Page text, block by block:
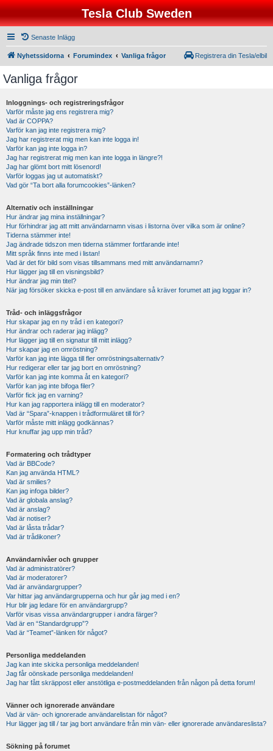
Tesla Club Sweden
Senaste Inlägg
Nyhetssidorna Forumindex Vanliga frågor Registrera din Tesla/elbil
Vanliga frågor
Inloggnings- och registreringsfrågor
Varför måste jag ens registrera mig?
Vad är COPPA?
Varför kan jag inte registrera mig?
Jag har registrerat mig men kan inte logga in!
Varför kan jag inte logga in?
Jag har registrerat mig men kan inte logga in längre?!
Jag har glömt bort mitt lösenord!
Varför loggas jag ut automatiskt?
Vad gör “Ta bort alla forumcookies”-länken?
Alternativ och inställningar
Hur ändrar jag mina inställningar?
Hur förhindrar jag att mitt användarnamn visas i listorna över vilka som är online?
Tiderna stämmer inte!
Jag ändrade tidszon men tiderna stämmer fortfarande inte!
Mitt språk finns inte med i listan!
Vad är det för bild som visas tillsammans med mitt användarnamn?
Hur lägger jag till en visningsbild?
Hur ändrar jag min titel?
När jag försöker skicka e-post till en användare så kräver forumet att jag loggar in?
Tråd- och inläggsfrågor
Hur skapar jag en ny tråd i en kategori?
Hur ändrar och raderar jag inlägg?
Hur lägger jag till en signatur till mitt inlägg?
Hur skapar jag en omröstning?
Varför kan jag inte lägga till fler omröstningsalternativ?
Hur redigerar eller tar jag bort en omröstning?
Varför kan jag inte komma åt en kategori?
Varför kan jag inte bifoga filer?
Varför fick jag en varning?
Hur kan jag rapportera inlägg till en moderator?
Vad är “Spara”-knappen i trådformuläret till för?
Varför måste mitt inlägg godkännas?
Hur knuffar jag upp min tråd?
Formatering och trådtyper
Vad är BBCode?
Kan jag använda HTML?
Vad är smilies?
Kan jag infoga bilder?
Vad är globala anslag?
Vad är anslag?
Vad är notiser?
Vad är låsta trådar?
Vad är trådikoner?
Användarnivåer och grupper
Vad är administratörer?
Vad är moderatorer?
Vad är användargrupper?
Var hittar jag användargrupperna och hur går jag med i en?
Hur blir jag ledare för en användargrupp?
Varför visas vissa användargrupper i andra färger?
Vad är en “Standardgrupp”?
Vad är “Teamet”-länken för något?
Personliga meddelanden
Jag kan inte skicka personliga meddelanden!
Jag får oönskade personliga meddelanden!
Jag har fått skräppost eller anstötliga e-postmeddelanden från någon på detta forum!
Vänner och ignorerade användare
Vad är vän- och ignorerade användarelistan för något?
Hur lägger jag till / tar jag bort användare från min vän- eller ignorerade användareslista?
Sökning på forumet